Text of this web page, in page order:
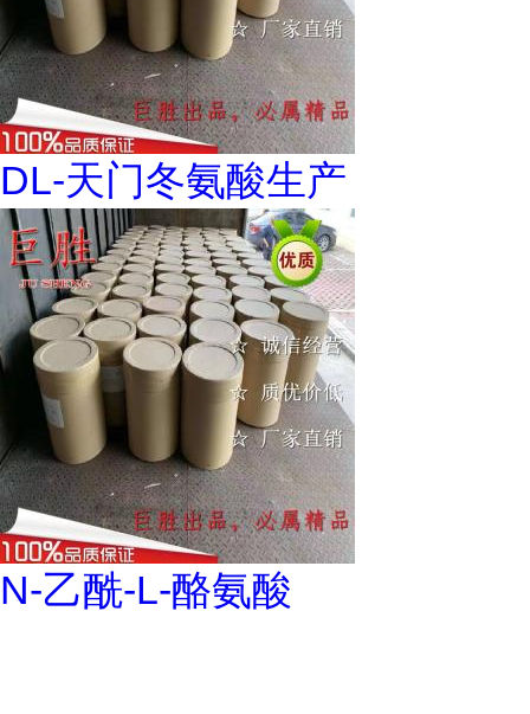
DL-天门冬氨酸生产
N-乙酰-L-酪氨酸